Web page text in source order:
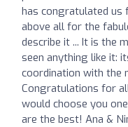
has congratulated us
above all for the
describe it ... It is the
seen anything like it:
coordination with the
Congratulations for
would choose you
are the best! Ana &